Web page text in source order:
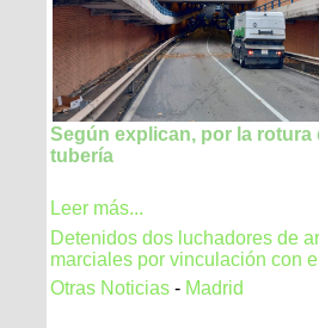
Según explican, por la rotura
tubería
Leer más...
Detenidos dos luchadores de
marciales por vinculación con
Otras Noticias - Madrid